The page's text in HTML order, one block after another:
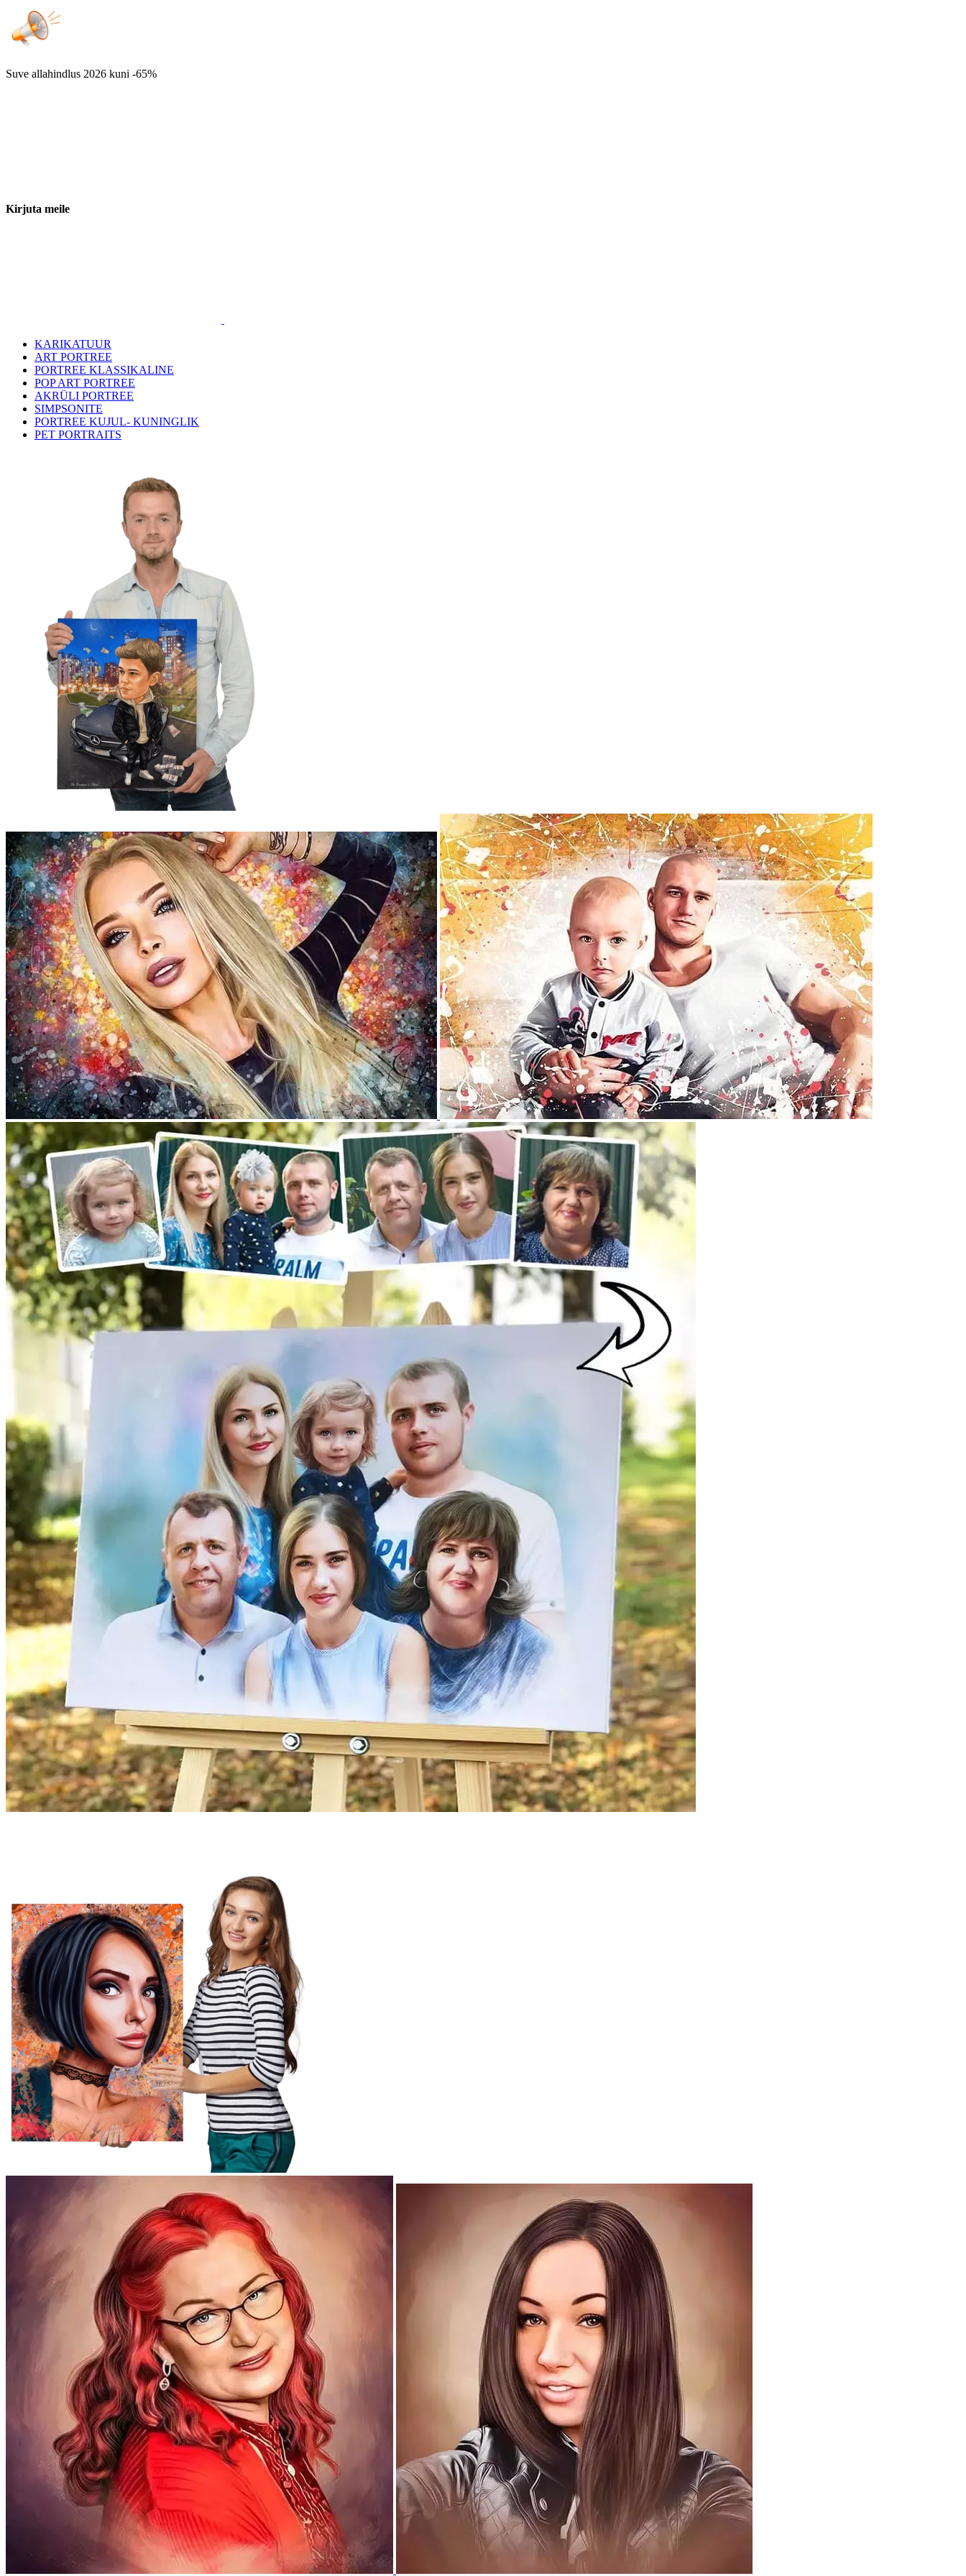
Suve allahindlus 2026 kuni -65%
Kirjuta meile
KARIKATUUR
ART PORTREE
PORTREE KLASSIKALINE
POP ART PORTREE
AKRÜLI PORTREE
SIMPSONITE
PORTREE KUJUL- KUNINGLIK
PET PORTRAITS